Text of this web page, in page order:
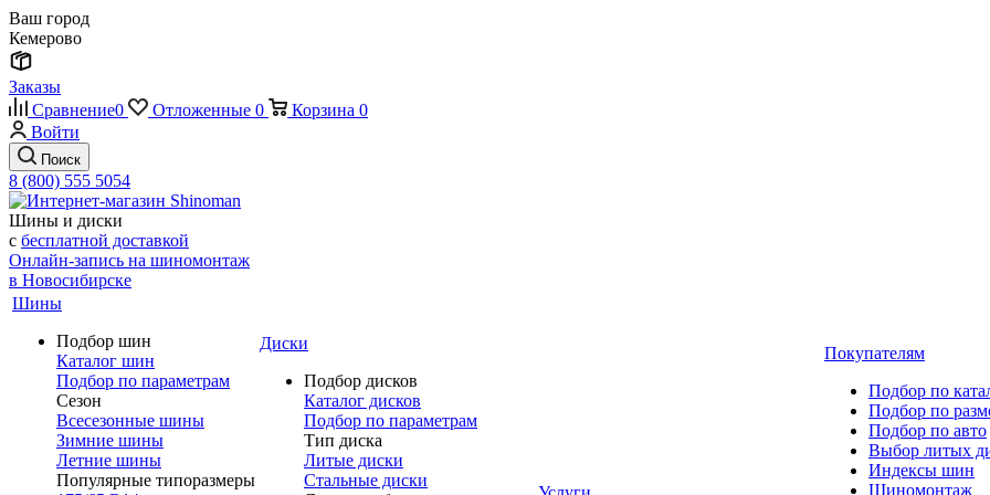
Ваш город
Кемерово
Заказы
Сравнение0 Отложенные 0 Корзина 0
Войти
Поиск
8 (800) 555 5054
Шины и диски
с бесплатной доставкой
Онлайн-запись на шиномонтаж
в Новосибирске
Шины
Подбор шин
Каталог шин
Подбор по параметрам
Сезон
Всесезонные шины
Зимние шины
Летние шины
Популярные типоразмеры
Диски
Подбор дисков
Каталог дисков
Подбор по параметрам
Тип диска
Литые диски
Стальные диски
Покупателям
Подбор по
Подбор по
Подбор по авто
Выбор литых
Индексы шин
Шиномонтаж